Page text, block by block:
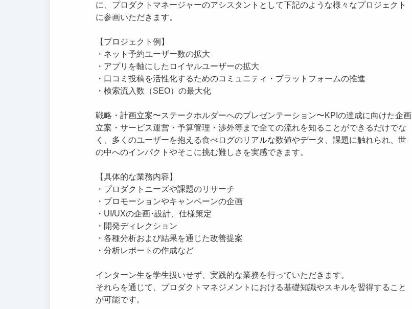
に、プロダクトマネージャーのアシスタントとして下記のような様々なプロジェクト
に参画いただきます。
【プロジェクト例】
・ネット予約ユーザー数の拡大
・アプリを軸にしたロイヤルユーザーの拡大
・口コミ投稿を活性化するためのコミュニティ・プラットフォームの推進
・検索流入数（SEO）の最大化
戦略・計画立案〜ステークホルダーへのプレゼンテーション〜KPIの達成に向けた企画
立案・サービス運営・予算管理・渉外等まで全ての流れを知ることができるだけでな
く、多くのユーザーを抱える食べログのリアルな数値やデータ、課題に触れられ、世
の中へのインパクトやそこに挑む難しさを実感できます。
【具体的な業務内容】
・プロダクトニーズや課題のリサーチ
・プロモーションやキャンペーンの企画
・UI/UXの企画･設計、仕様策定
・開発ディレクション
・各種分析および結果を通じた改善提案
・分析レポートの作成など
インターン生を学生扱いせず、実践的な業務を行っていただきます。
それらを通じて、プロダクトマネジメントにおける基礎知識やスキルを習得すること
が可能です。